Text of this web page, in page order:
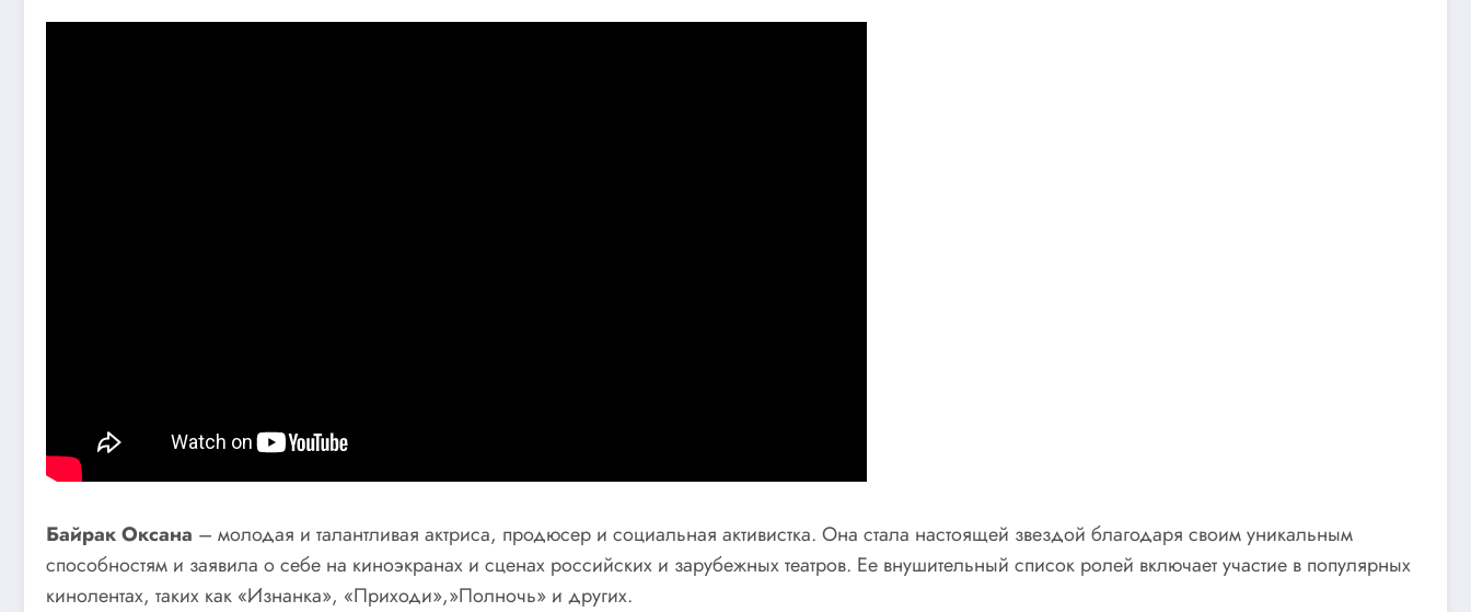
Байрак Оксана – молодая и талантливая актриса, продюсер и социальная активистка. Она стала настоящей звездой благодаря своим уникальным
способностям и заявила о себе на киноэкранах и сценах российских и зарубежных театров. Ее внушительный список ролей включает участие в популярных
кинолентах, таких как «Изнанка», «Приходи»,»Полночь» и других.